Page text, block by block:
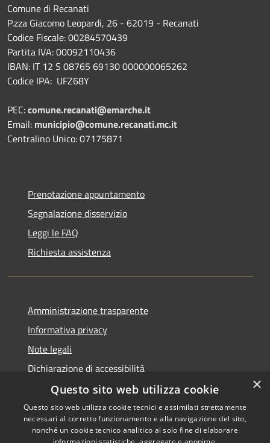
Comune di Recanati
P.zza Giacomo Leopardi, 26 - 62019 - Recanati
Codice Fiscale: 00284570439
Partita IVA: 00092110436
IBAN: IT 12 S 08765 69130 000000065262
Codice IPA: UFZ68Y
PEC:comune.recanati@emarche.it
Email: municipio@comune.recanati.mc.it
Centralino Unico: 07175871
Prenotazione appuntamento
Segnalazione disservizio
Leggi le FAQ
Richiesta assistenza
Amministrazione trasparente
Informativa privacy
Note legali
Dichiarazione di accessibilità
Copyright © 2026 • Comune di
×
Questo sito web utilizza cookie
Questo sito web utilizza cookie tecnici e assimilati strettamente
necessari al corretto funzionamento e alla navigazione del sito,
nonché un cookie tecnico analitico al solo fine di elaborare